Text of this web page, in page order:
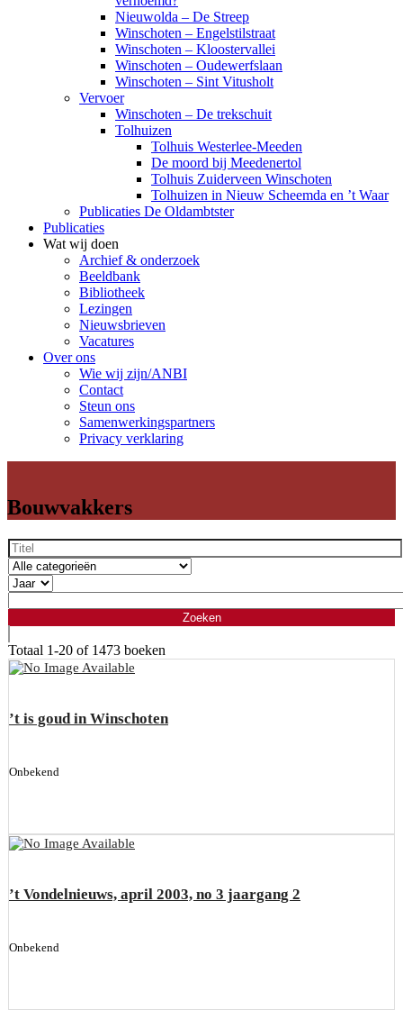
Nieuwolda – De Streep
Winschoten – Engelstilstraat
Winschoten – Kloostervallei
Winschoten – Oudewerfslaan
Winschoten – Sint Vitusholt
Vervoer
Winschoten – De trekschuit
Tolhuizen
Tolhuis Westerlee-Meeden
De moord bij Meedenertol
Tolhuis Zuiderveen Winschoten
Tolhuizen in Nieuw Scheemda en ’t Waar
Publicaties De Oldambtster
Publicaties
Wat wij doen
Archief & onderzoek
Beeldbank
Bibliotheek
Lezingen
Nieuwsbrieven
Vacatures
Over ons
Wie wij zijn/ANBI
Contact
Steun ons
Samenwerkingspartners
Privacy verklaring
Bouwvakkers
Totaal 1-20 of 1473 boeken
’t is goud in Winschoten
Onbekend
’t Vondelnieuws, april 2003, no 3 jaargang 2
Onbekend